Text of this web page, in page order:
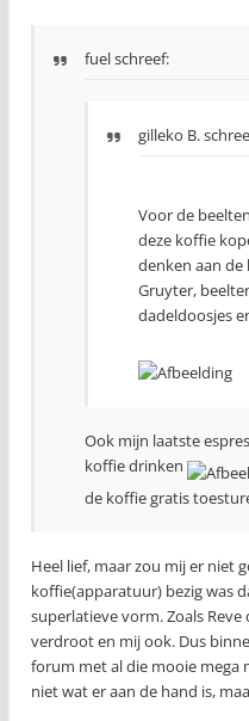
fuel schreef:
gilleko B.
Voor de
deze koffie
denken aan de
Gruyter,
dadeldoosjes
Ook mijn laatste
koffie drinken
de koffie gratis
Heel lief, maar zou mij er niet
koffie(apparatuur) bezig was
superlatieve vorm. Zoals
verdroot en mij ook. Dus
forum met al die mooie mega
niet wat er aan de hand is,